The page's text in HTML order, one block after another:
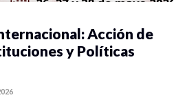
Acción de
y Políticas